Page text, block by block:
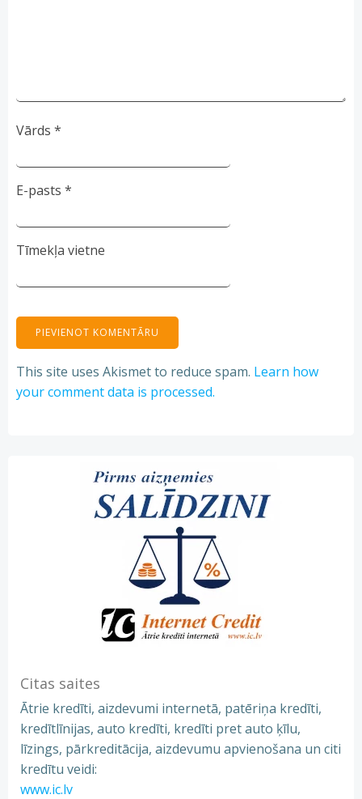
Vārds *
E-pasts *
Tīmekļa vietne
This site uses Akismet to reduce spam. Learn how
your comment data is processed.
Citas saites
Ātrie kredīti, aizdevumi internetā, patēriņa kredīti,
kredītlīnijas, auto kredīti, kredīti pret auto ķīlu,
līzings, pārkreditācija, aizdevumu apvienošana un citi
kredītu veidi:
www.ic.lv